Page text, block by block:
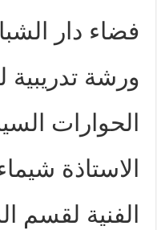
فضاء دار
ورشة تدريبية
الحوارات
الاستاذة
الفنية لقسم